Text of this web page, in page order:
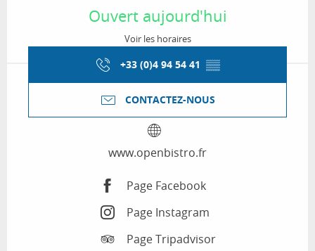
Ouvert aujourd'hui
Voir les horaires
+33 (0)4 94 54 41 ▒▒
CONTACTEZ-NOUS
www.openbistro.fr
Page Facebook
Page Instagram
Page Tripadvisor